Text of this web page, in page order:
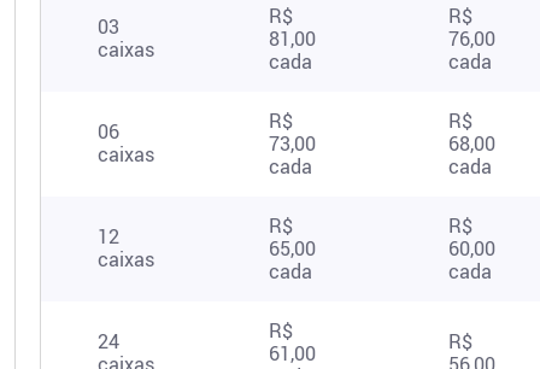
03
caixas
R$
81,00
cada
R$
76,00
cada
06
caixas
R$
73,00
cada
R$
68,00
cada
12
caixas
R$
65,00
cada
R$
60,00
cada
24
R$
61,00
R$